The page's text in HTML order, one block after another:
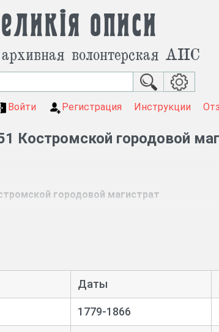
описи
волонтерская АИС
Войти Регистрация Инструкции
Костромской городовой
городовой магистрат
правления, казенной палаты, палаты
городским старшинам.
земельных владениях, о купле и
Даты
1779-1866